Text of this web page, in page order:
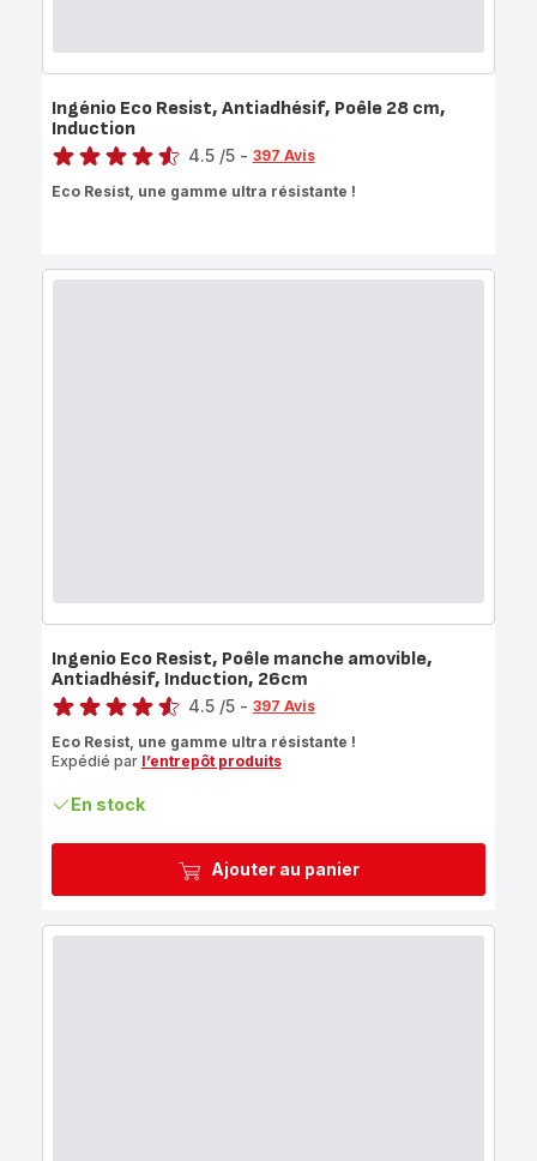
Ingénio Eco Resist, Antiadhésif, Poêle 28 cm,
Induction
Note
4.5 /5 - 397 Avis
Eco Resist, une gamme ultra résistante !
Ajouter au panier
Ingenio Eco Resist, Poêle manche amovible,
Antiadhésif, Induction, 26cm
Note
4.5 /5 - 397 Avis
Eco Resist, une gamme ultra résistante !
Expédié par l’entrepôt produits
En stock